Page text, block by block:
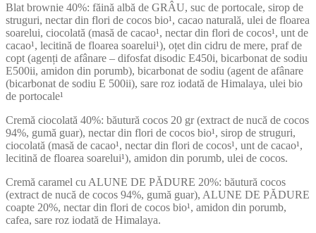
Blat brownie 40%: făină albă de GRÂU, suc de portocale, sirop de
struguri, nectar din flori de cocos bio¹, cacao naturală, ulei de floarea
soarelui, ciocolată (masă de cacao¹, nectar din flori de cocos¹, unt de
cacao¹, lecitină de floarea soarelui¹), oțet din cidru de mere, praf de
copt (agenți de afânare – difosfat disodic E450i, bicarbonat de sodiu
E500ii, amidon din porumb), bicarbonat de sodiu (agent de afânare
(bicarbonat de sodiu E 500ii), sare roz iodată de Himalaya, ulei bio
de portocale¹
Cremă ciocolată 40%: băutură cocos 20 gr (extract de nucă de cocos
94%, gumă guar), nectar din flori de cocos bio¹, sirop de struguri,
ciocolată (masă de cacao¹, nectar din flori de cocos¹, unt de cacao¹,
lecitină de floarea soarelui¹), amidon din porumb, ulei de cocos.
Cremă caramel cu ALUNE DE PĂDURE 20%: băutură cocos
(extract de nucă de cocos 94%, gumă guar), ALUNE DE PĂDURE
coapte 20%, nectar din flori de cocos bio¹, amidon din porumb,
cafea, sare roz iodată de Himalaya.